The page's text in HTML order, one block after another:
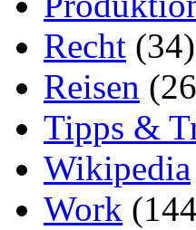
Recht (34)
Reisen
Tipps &
Wikipedia
Work